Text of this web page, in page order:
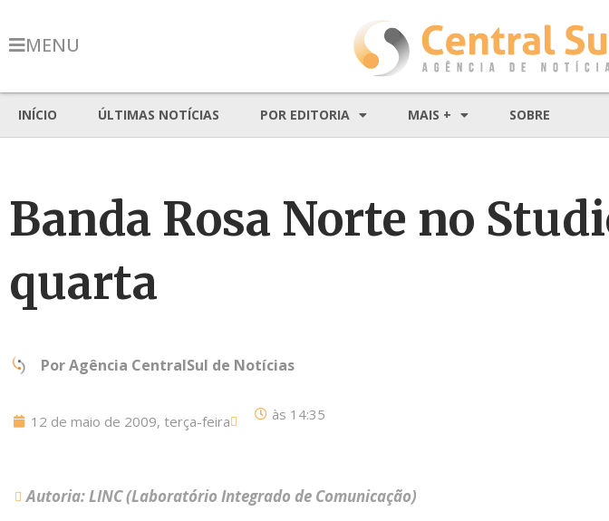
MENU
INÍCIO ÚLTIMAS NOTÍCIAS POR EDITORIA MAIS + SOBRE
Banda Rosa Norte no
quarta
PorAgência CentralSul de Notícias
12 de maio de 2009, terça-feira às 14:35
Autoria: LINC (Laboratório Integrado de Comunicação)